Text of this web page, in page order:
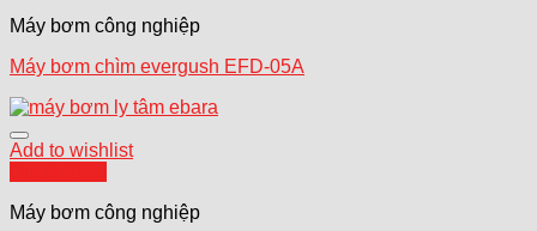
Máy bơm công nghiệp
Máy bơm chìm evergush EFD-05A
Add to wishlist
Máy bơm công nghiệp